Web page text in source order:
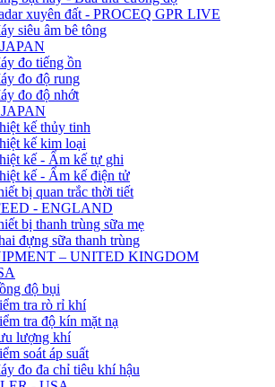
xuyên đất - PROCEQ GPR LIVE
siêu âm bê tông
đo tiếng ồn
đo độ rung
đo độ nhớt
kế thủy tinh
kế kim loại
kế - Ẩm kế tự ghi
kế - Ẩm kế điện tử
bị quan trắc thời tiết
- ENGLAND
bị thanh trùng sữa mẹ
đựng sữa thanh trùng
– UNITED KINGDOM
độ bụi
tra rò rỉ khí
tra độ kín mặt nạ
lượng khí
soát áp suất
đo đa chỉ tiêu khí hậu